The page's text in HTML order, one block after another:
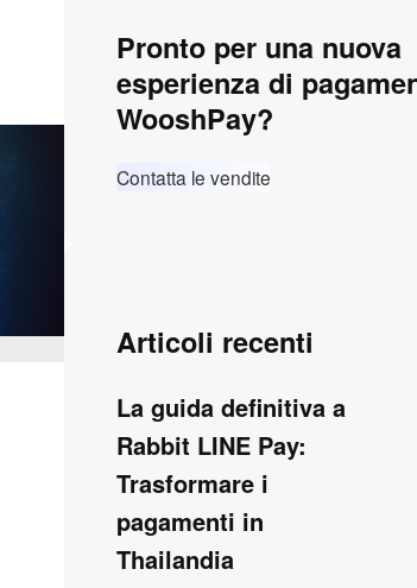
Pronto per una nuova
esperienza di
WooshPay?
Contatta le vendite
Articoli recenti
La guida definitiva a
Rabbit LINE Pay:
Trasformare i
pagamenti in
Thailandia